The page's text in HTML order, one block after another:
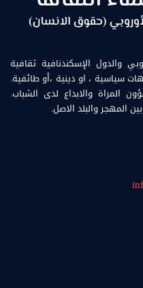
والدول الإسكندنافية ثقافية
سياسية ، او دينية ،أو طائفية.
المراة والابداع لدى الشباب.
المهجر والبلد الاصل.